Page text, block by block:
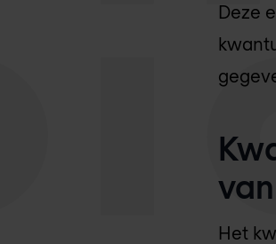
Deze
Het